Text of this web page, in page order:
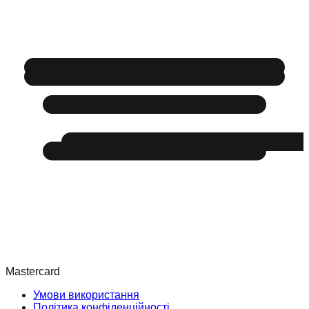
Mastercard
Умови використання